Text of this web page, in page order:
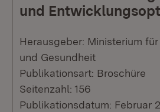
und
Herausgeber: Ministerium
und Gesundheit
Publikationsart: Broschüre
Seitenzahl: 156
Publikationsdatum: Februar